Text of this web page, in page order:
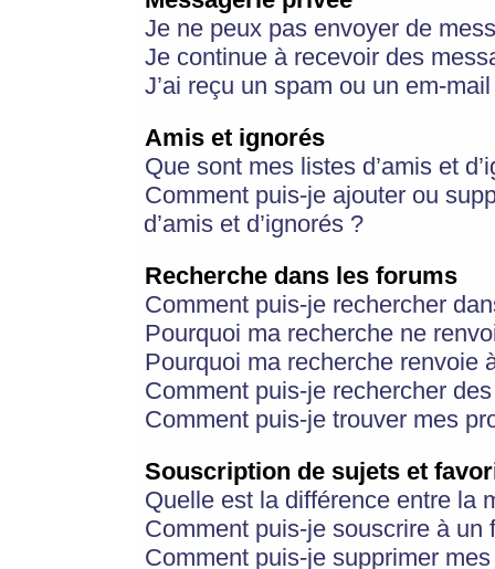
Je ne peux pas envoyer de
Je continue à recevoir des
J’ai reçu un spam ou un em-
Amis et ignorés
Que sont mes listes d’amis et
Comment puis-je ajouter ou
d’amis et d’ignorés ?
Recherche dans les forums
Comment puis-je rechercher
Pourquoi ma recherche ne
Pourquoi ma recherche renvoie
Comment puis-je rechercher
Comment puis-je trouver mes
Souscription de sujets et
Quelle est la différence entre la
Comment puis-je souscrire à
Comment puis-je supprimer